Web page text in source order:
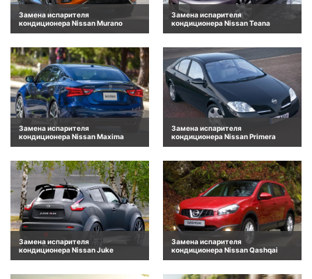
Замена испарителя
кондиционера Nissan Murano
Замена испарителя
кондиционера Nissan Teana
Замена испарителя
кондиционера Nissan Maxima
Замена испарителя
кондиционера Nissan Primera
Замена испарителя
кондиционера Nissan Juke
Замена испарителя
кондиционера Nissan Qashqai